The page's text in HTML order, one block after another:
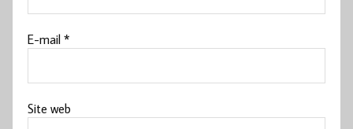
E-mail*
Site web